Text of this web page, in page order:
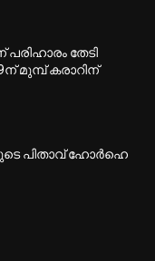
തേടി
മുമ്പ് കരാറിന്
പിതാവ് ഹോർഹെ